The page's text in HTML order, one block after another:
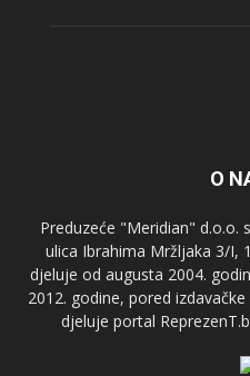
O
Preduzeće "Meridian" d.o.o.
ulica Ibrahima Mržljaka 3/I,
djeluje od augusta 2004.
2012. godine, pored
djeluje portal